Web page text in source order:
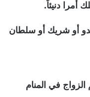
أمرا دنيئاً.
أو شريك أو سلطان
في المنام